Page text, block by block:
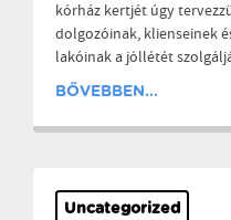
kórház kertjét úgy
dolgozóinak, klienseinek
lakóinak a jóllétét
BŐVEBBEN...
Uncategorized